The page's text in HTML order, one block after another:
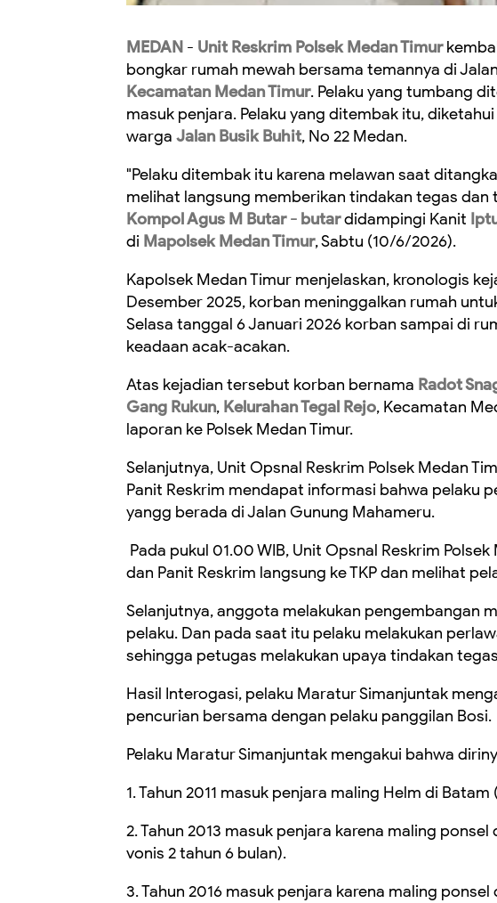
MEDAN - Unit Reskrim Polsek Medan Timur
bongkar rumah mewah bersama temannya di
Kecamatan Medan Timur. Pelaku yang tumbang
masuk penjara. Pelaku yang ditembak itu,
warga Jalan Busik Buhit, No 22 Medan.
"Pelaku ditembak itu karena melawan saat
melihat langsung memberikan tindakan tegas dan
Kompol Agus M Butar - butardidampingi Kanit
di Mapolsek Medan Timur, Sabtu (10/6/2026).
Kapolsek Medan Timur menjelaskan, kronologis
Desember 2025, korban meninggalkan rumah
Selasa tanggal 6 Januari 2026 korban sampai di
keadaan acak-acakan.
Atas kejadian tersebut korban bernama Radot
Gang Rukun, Kelurahan Tegal Rejo, Kecamatan
laporan ke Polsek Medan Timur.
Selanjutnya, Unit Opsnal Reskrim Polsek Medan
Panit Reskrim mendapat informasi bahwa pelaku
yangg berada di Jalan Gunung Mahameru.
Pada pukul 01.00 WIB, Unit Opsnal Reskrim
dan Panit Reskrim langsung ke TKP dan melihat
Selanjutnya, anggota melakukan pengembangan
pelaku. Dan pada saat itu pelaku melakukan
sehingga petugas melakukan upaya tindakan
Hasil Interogasi, pelaku Maratur Simanjuntak
pencurian bersama dengan pelaku panggilan Bosi.
Pelaku Maratur Simanjuntak mengakui bahwa
1. Tahun 2011 masuk penjara maling Helm di
2. Tahun 2013 masuk penjara karena maling ponsel
vonis 2 tahun 6 bulan).
3. Tahun 2016 masuk penjara karena maling